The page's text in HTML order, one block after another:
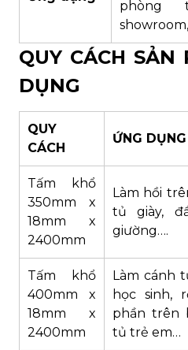
phòng
QUY CÁCH SẢN
DỤNG
QUY
CÁCH
ỨNG DỤNG
Tấm khổ
350mm x
18mm x
2400mm
Làm hồi
tủ giày,
giường….
Tấm khổ
400mm x
18mm x
2400mm
Làm cánh
học sinh,
phần trên
tủ trẻ em…